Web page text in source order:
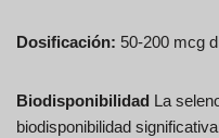
Dosificación: 50-200 mcg
Biodisponibilidad La
biodisponibilidad